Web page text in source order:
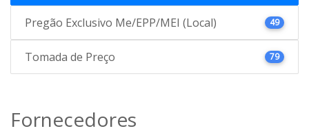
Pregão Exclusivo Me/EPP/MEI (Local) 49
Tomada de Preço 79
Fornecedores